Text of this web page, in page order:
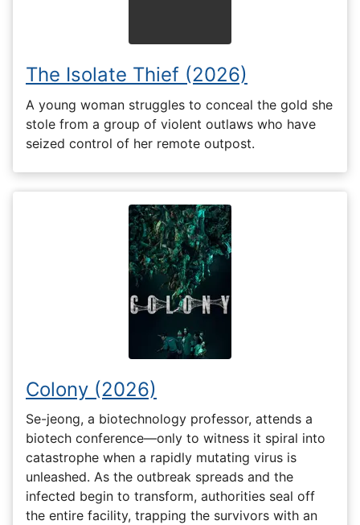
The Isolate Thief (2026)
A young woman struggles to conceal the gold she
stole from a group of violent outlaws who have
seized control of her remote outpost.
Colony (2026)
Se-jeong, a biotechnology professor, attends a
biotech conference—only to witness it spiral into
catastrophe when a rapidly mutating virus is
unleashed. As the outbreak spreads and the
infected begin to transform, authorities seal off
the entire facility, trapping the survivors with an